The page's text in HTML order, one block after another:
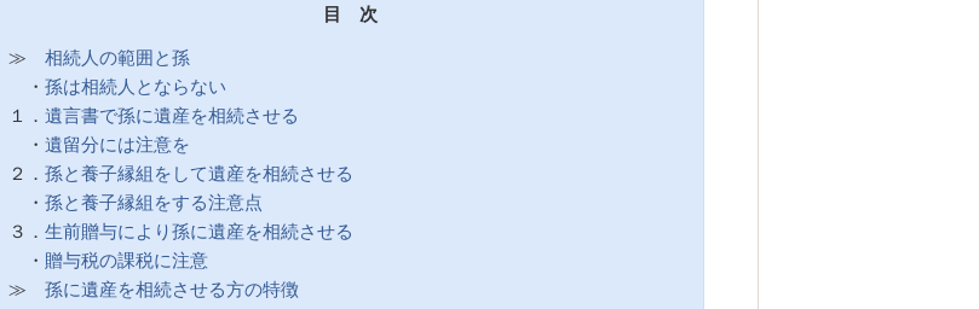
目 次
≫ 相続人の範囲と孫
・ 孫は相続人とならない
１． 遺言書で孫に遺産を相続させる
・ 遺留分には注意を
２． 孫と養子縁組をして遺産を相続させる
・ 孫と養子縁組をする注意点
３． 生前贈与により孫に遺産を相続させる
・ 贈与税の課税に注意
≫ 孫に遺産を相続させる方の特徴